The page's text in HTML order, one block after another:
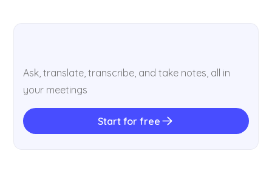
Ask, translate, transcribe, and take notes, all in
your meetings
Start for free